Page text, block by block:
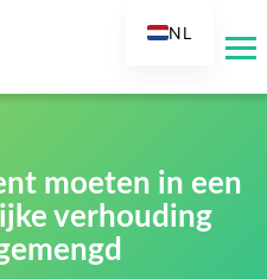
moeten in een
verhouding
NL
ES
FR